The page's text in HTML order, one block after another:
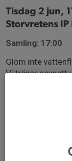
Tisdag 2 jun,
Storvretens IP
Samling: 17:00
Glöm inte
Vi tränar oavsett